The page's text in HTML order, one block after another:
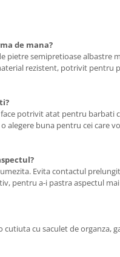
de mana?
pietre semipretioase albastre
rezistent, potrivit pentru
potrivit atat pentru barbati
alegere buna pentru cei care
Evita contactul
pentru a-i pastra aspectul
cu saculet de organza,